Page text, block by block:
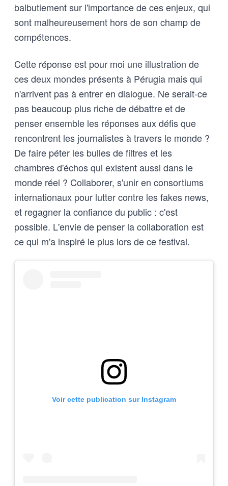
balbutiement sur l'importance de ces enjeux, qui
sont malheureusement hors de son champ de
compétences.
Cette réponse est pour moi une illustration de
ces deux mondes présents à Pérugia mais qui
n'arrivent pas à entrer en dialogue. Ne serait-ce
pas beaucoup plus riche de débattre et de
penser ensemble les réponses aux défis que
rencontrent les journalistes à travers le monde ?
De faire péter les bulles de filtres et les
chambres d'échos qui existent aussi dans le
monde réel ? Collaborer, s'unir en consortiums
internationaux pour lutter contre les fakes news,
et regagner la confiance du public : c'est
possible. L'envie de penser la collaboration est
ce qui m'a inspiré le plus lors de ce festival.
Voir cette publication sur Instagram